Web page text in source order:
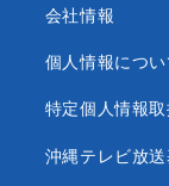
会社情報
個人情報につい
特定個人情報
沖縄テレビ放